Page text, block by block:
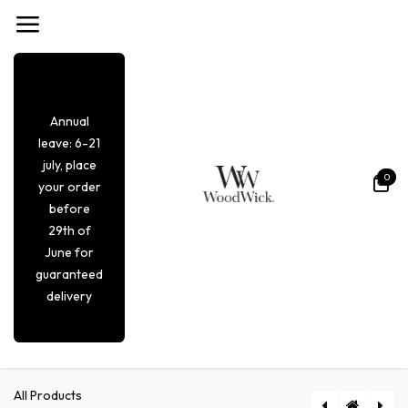
Annual
leave: 6-21
july, place
your order
before
29th of
June for
guaranteed
delivery
0
All Products